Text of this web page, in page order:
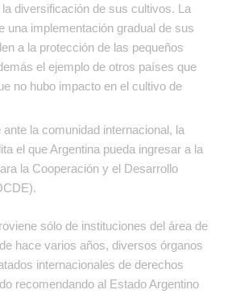
diversificación de sus cultivos. La
una implementación gradual de sus
a la protección de las pequeños
el ejemplo de otros países que
no hubo impacto en el cultivo de
la comunidad internacional, la
el que Argentina pueda ingresar a la
la Cooperación y el Desarrollo
sólo de instituciones del área de
hace varios años, diversos órganos
internacionales de derechos
recomendando al Estado Argentino